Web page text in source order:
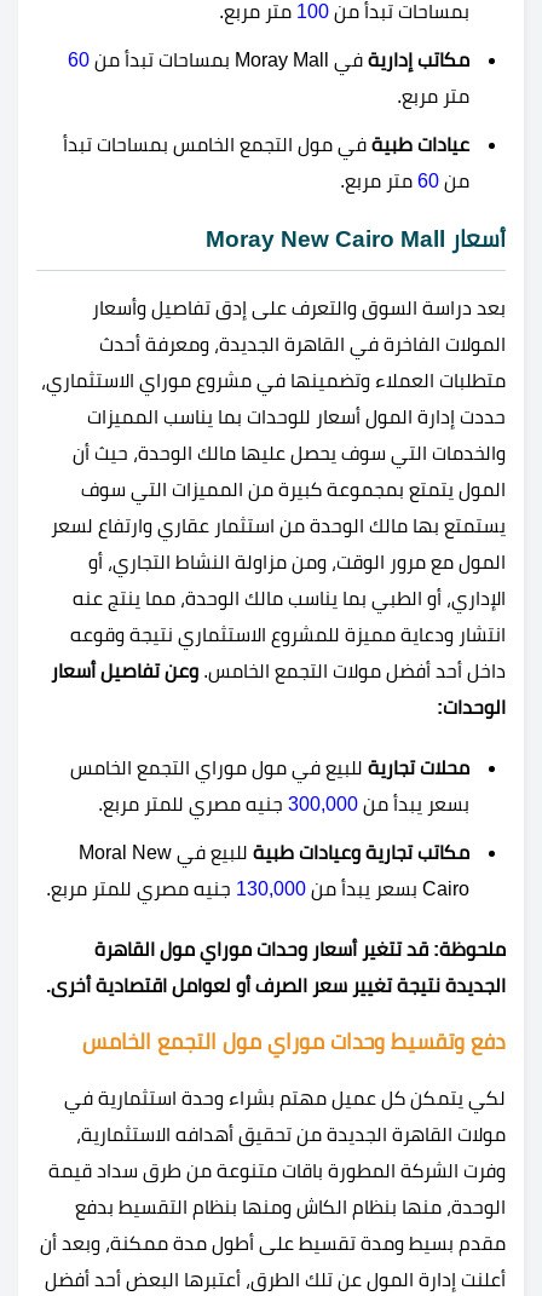
بمساحات تبدأ من 100 متر مربع.
مكاتب إدارية في Moray Mall بمساحات تبدأ من
60
متر مربع.
عيادات طبية في مول التجمع الخامس بمساحات تبدأ
من 60 متر مربع.
أسعار Moray New Cairo Mall
بعد دراسة السوق والتعرف على إدق تفاصيل وأسعار
المولات الفاخرة في القاهرة الجديدة، ومعرفة أحدث
متطلبات العملاء وتضمينها في مشروع موراي الاستثماري،
حددت إدارة المول أسعار للوحدات بما يناسب المميزات
والخدمات التي سوف يحصل عليها مالك الوحدة، حيث أن
المول يتمتع بمجموعة كبيرة من المميزات التي سوف
يستمتع بها مالك الوحدة من استثمار عقاري وارتفاع لسعر
المول مع مرور الوقت، ومن مزاولة النشاط التجاري، أو
الإداري، أو الطبي بما يناسب مالك الوحدة، مما ينتج عنه
انتشار ودعاية مميزة للمشروع الاستثماري نتيجة وقوعه
داخل أحد أفضل مولات التجمع الخامس. وعن تفاصيل أسعار
الوحدات:
محلات تجارية للبيع في مول موراي التجمع الخامس
بسعر يبدأ من 300,000 جنيه مصري للمتر مربع.
مكاتب تجارية وعيادات طبية
للبيع في Moral New
Cairo بسعر يبدأ من
130,000 جنيه مصري للمتر مربع.
ملحوظة: قد تتغير أسعار وحدات موراي مول القاهرة
الجديدة نتيجة تغيير سعر الصرف أو لعوامل اقتصادية أخرى.
دفع وتقسيط وحدات موراي مول التجمع الخامس
لكي يتمكن كل عميل مهتم بشراء وحدة استثمارية في
مولات القاهرة الجديدة من تحقيق أهدافه الاستثمارية،
وفرت الشركة المطورة باقات متنوعة من طرق سداد قيمة
الوحدة، منها بنظام الكاش ومنها بنظام التقسيط بدفع
مقدم بسيط ومدة تقسيط على أطول مدة ممكنة، وبعد أن
أعلنت إدارة المول عن تلك الطرق، أعتبرها البعض أحد أفضل